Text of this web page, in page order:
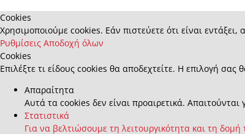
Cookies
Χρησιμοποιούμε cookies. Εάν πιστεύετε ότι είναι
Ρυθμίσεις Αποδοχή όλων
Cookies
Επιλέξτε τι είδους cookies θα αποδεχτείτε. Η επιλογή σας
Απαραίτητα
Αυτά τα cookies δεν είναι προαιρετικά. Απαιτούνται
Στατιστικά
Για να βελτιώσουμε τη λειτουργικότητα και τη